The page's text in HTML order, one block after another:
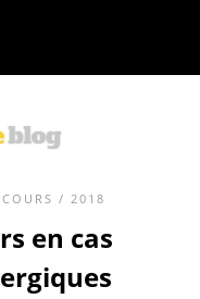
/ 2018
en cas